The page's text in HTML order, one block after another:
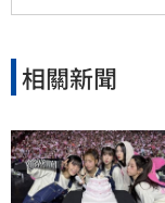
相關新聞